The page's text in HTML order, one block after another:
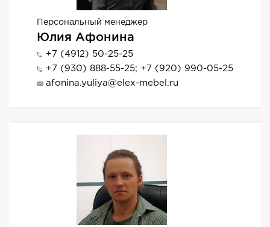
Персональный менеджер
Юлия Афонина
+7 (4912) 50-25-25
+7 (930) 888-55-25; +7 (920) 990-05-25
afonina.yuliya@elex-mebel.ru